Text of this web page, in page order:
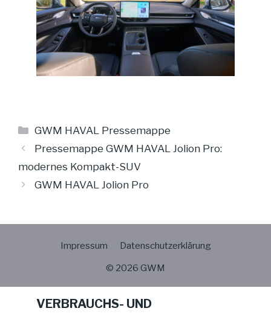
Kategorien
GWM HAVAL Pressemappe
Pressemappe GWM HAVAL Jolion Pro:
modernes Kompakt-SUV
GWM HAVAL Jolion Pro
Impressum Datenschutzerklärung
© 2026 GWM
VERBRAUCHS- UND